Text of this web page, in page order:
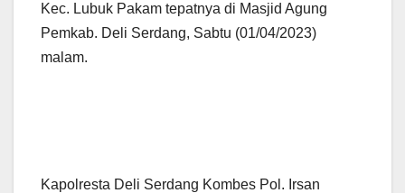
Kec. Lubuk Pakam tepatnya di Masjid Agung
Pemkab. Deli Serdang, Sabtu (01/04/2023)
malam.
Kapolresta Deli Serdang Kombes Pol. Irsan